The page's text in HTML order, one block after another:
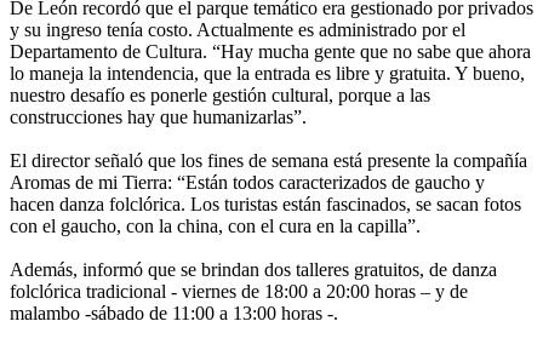
De León recordó que el parque temático era gestionado por privados
y su ingreso tenía costo. Actualmente es administrado por el
Departamento de Cultura. “Hay mucha gente que no sabe que ahora
lo maneja la intendencia, que la entrada es libre y gratuita. Y bueno,
nuestro desafío es ponerle gestión cultural, porque a las
construcciones hay que humanizarlas”.
El director señaló que los fines de semana está presente la compañía
Aromas de mi Tierra: “Están todos caracterizados de gaucho y
hacen danza folclórica. Los turistas están fascinados, se sacan fotos
con el gaucho, con la china, con el cura en la capilla”.
Además, informó que se brindan dos talleres gratuitos, de danza
folclórica tradicional - viernes de 18:00 a 20:00 horas – y de
malambo -sábado de 11:00 a 13:00 horas -.